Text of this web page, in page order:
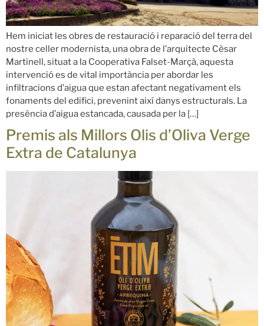
Hem iniciat les obres de restauració i reparació del terra del
nostre celler modernista, una obra de l’arquitecte Cèsar
Martinell, situat a la Cooperativa Falset-Marçà, aquesta
intervenció es de vital importància per abordar les
infiltracions d’aigua que estan afectant negativament els
fonaments del edifici, prevenint així danys estructurals. La
presència d’aigua estancada, causada per la […]
Premis als Millors Olis d’Oliva Verge
Extra de Catalunya